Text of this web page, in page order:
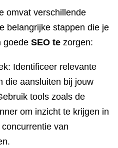
omvat verschillende
belangrijke stappen die je
goede SEO te zorgen:
Identificeer relevante
die aansluiten bij jouw
tools zoals de
om inzicht te krijgen in
van